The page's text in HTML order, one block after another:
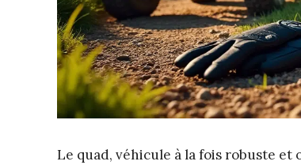
Le quad, véhicule à la fois robuste